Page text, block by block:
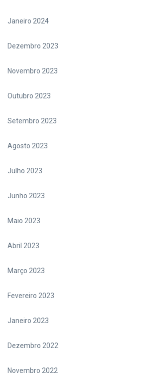
Janeiro 2024
Dezembro 2023
Novembro 2023
Outubro 2023
Setembro 2023
Agosto 2023
Julho 2023
Junho 2023
Maio 2023
Abril 2023
Março 2023
Fevereiro 2023
Janeiro 2023
Dezembro 2022
Novembro 2022